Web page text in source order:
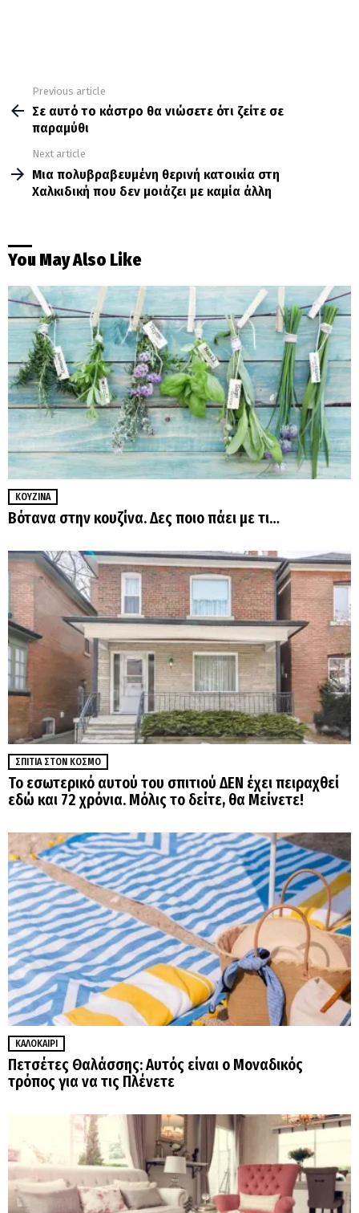
more
Previous article
Σε αυτό το κάστρο θα νιώσετε ότι ζείτε σε
παραμύθι
Next article
Μια πολυβραβευμένη θερινή κατοικία στη
Χαλκιδική που δεν μοιάζει με καμία άλλη
You May Also Like
ΚΟΥΖΊΝΑ
Βότανα στην κουζίνα. Δες ποιο πάει με τι…
ΣΠΊΤΙΑ ΣΤΟΝ ΚΌΣΜΟ
Το εσωτερικό αυτού του σπιτιού ΔΕΝ έχει πειραχθεί
εδώ και 72 χρόνια. Μόλις το δείτε, θα Μείνετε!
ΚΑΛΟΚΑΊΡΙ
Πετσέτες Θαλάσσης: Αυτός είναι ο Μοναδικός
τρόπος για να τις Πλένετε